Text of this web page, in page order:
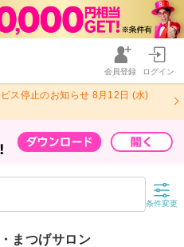
会員登録 ログイン
ス停止のお知らせ 8月12日 (水)
条件変更
まつげサロン